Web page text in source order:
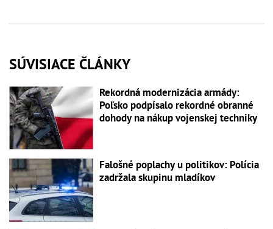
SÚVISIACE ČLÁNKY
Rekordná modernizácia armády:
Poľsko podpísalo rekordné obranné
dohody na nákup vojenskej techniky
Falošné poplachy u politikov: Polícia
zadržala skupinu mladíkov